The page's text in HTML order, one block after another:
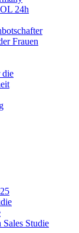
24h
Frauen
die
Sales Studie